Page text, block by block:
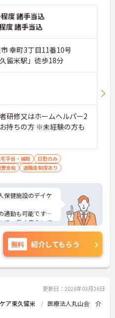
度 諸手当込
度 諸手当込
幸町3丁目11番10号
留米駅」徒歩18分
研修又はホームヘルパー2
持ちの方 ※未経験の方も
手当・補助
日勤のみ
支給 退職金制度あり
保健施設のデイケ
通勤も可能です！
で、長く安心して
や面接対策ポイ
すのでお気軽にお
無料 紹介してもらう
更新日：2026年03月26日
ア東久留米
医療法人丸山会 介